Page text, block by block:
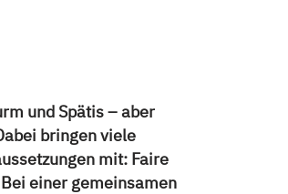
und Spätis – aber
bringen viele
mit: Faire
einer gemeinsamen